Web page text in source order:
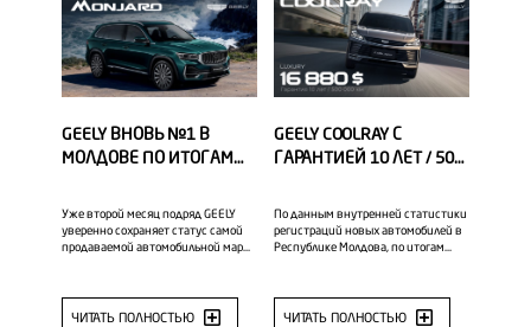
GEELY ВНОВЬ №1 В
МОЛДОВЕ ПО ИТОГАМ
Уже второй месяц подряд GEELY
уверенно сохраняет статус самой
продаваемой автомобильной марки
уровень доверия покупателей, а в…
ЧИТАТЬ ПОЛНОСТЬЮ
GEELY COOLRAY С
ГАРАНТИЕЙ 10 ЛЕТ / 500
ЛИДЕР В СЕГМЕНТЕ
По данным внутренней статистики
регистраций новых автомобилей в
Республике Молдова, по итогам
покупателей. В настоящее время
GEELY Coolray…
ЧИТАТЬ ПОЛНОСТЬЮ